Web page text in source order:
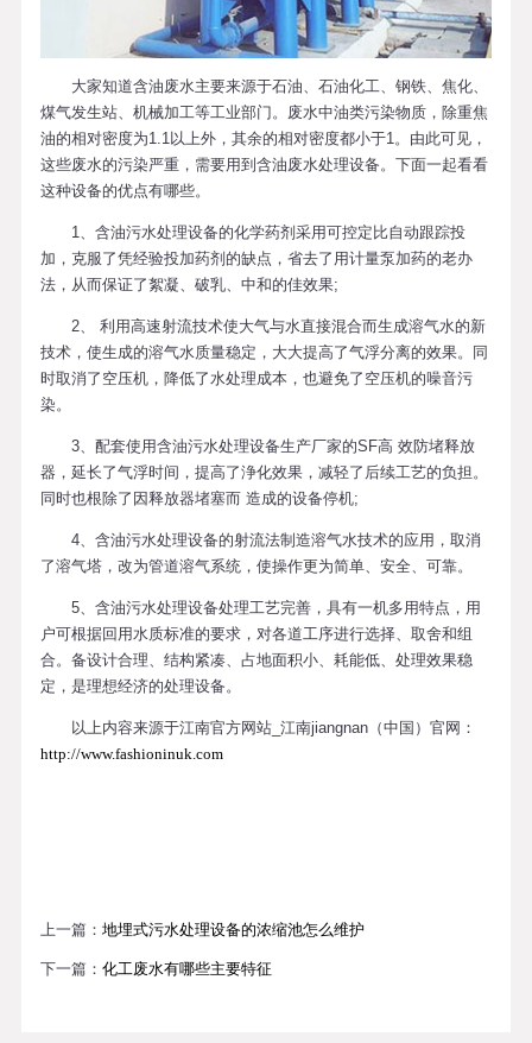
大家知道含油废水主要来源于石油、石油化工、钢铁、焦化、
煤气发生站、机械加工等工业部门。废水中油类污染物质，除重焦
油的相对密度为1.1以上外，其余的相对密度都小于1。由此可见，
这些废水的污染严重，需要用到含油废水处理设备。下面一起看看
这种设备的优点有哪些。
1、含油污水处理设备的化学药剂采用可控定比自动跟踪投
加，克服了凭经验投加药剂的缺点，省去了用计量泵加药的老办
法，从而保证了絮凝、破乳、中和的佳效果;
2、 利用高速射流技术使大气与水直接混合而生成溶气水的新
技术，使生成的溶气水质量稳定，大大提高了气浮分离的效果。同
时取消了空压机，降低了水处理成本，也避免了空压机的噪音污
染。
3、配套使用含油污水处理设备生产厂家的SF高 效防堵释放
器，延长了气浮时间，提高了浄化效果，减轻了后续工艺的负担。
同时也根除了因释放器堵塞而 造成的设备停机;
4、含油污水处理设备的射流法制造溶气水技术的应用，取消
了溶气塔，改为管道溶气系统，使操作更为简单、安全、可靠。
5、含油污水处理设备处理工艺完善，具有一机多用特点，用
户可根据回用水质标准的要求，对各道工序进行选择、取舍和组
合。备设计合理、结构紧凑、占地面积小、耗能低、处理效果稳
定，是理想经济的处理设备。
以上内容来源于江南官方网站_江南jiangnan（中国）官网：
http://www.fashioninuk.com
上一篇：地埋式污水处理设备的浓缩池怎么维护
下一篇：化工废水有哪些主要特征